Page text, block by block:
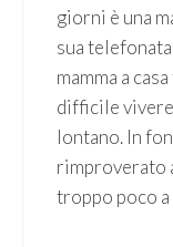
giorni è una
sua
mamma a
difficile
lontano. In
rimproverato
troppo poco a